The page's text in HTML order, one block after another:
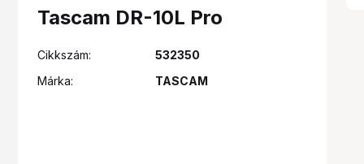
Tascam DR-10L Pro
Cikkszám:
532350
Márka:
TASCAM